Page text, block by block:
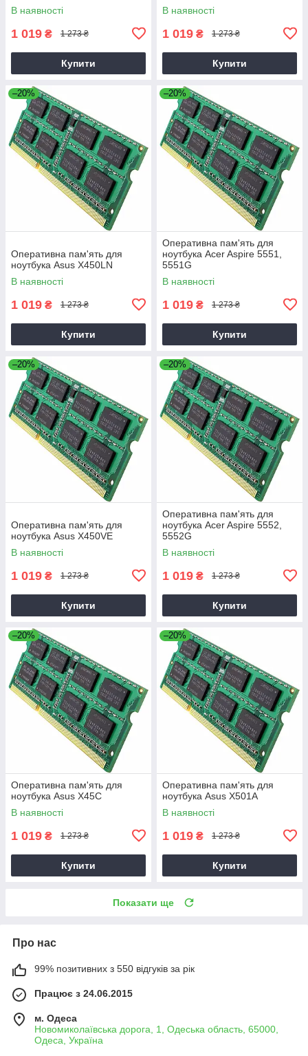
В наявності
1 019 ₴ 1 273 ₴
Купити
В наявності
1 019 ₴ 1 273 ₴
Купити
–20%
Оперативна пам'ять для
ноутбука Asus X450LN
В наявності
1 019 ₴ 1 273 ₴
Купити
–20%
Оперативна пам'ять для
ноутбука Acer Aspire 5551,
5551G
В наявності
1 019 ₴ 1 273 ₴
Купити
–20%
Оперативна пам'ять для
ноутбука Asus X450VE
В наявності
1 019 ₴ 1 273 ₴
Купити
–20%
Оперативна пам'ять для
ноутбука Acer Aspire 5552,
5552G
В наявності
1 019 ₴ 1 273 ₴
Купити
–20%
Оперативна пам'ять для
ноутбука Asus X45C
В наявності
1 019 ₴ 1 273 ₴
Купити
–20%
Оперативна пам'ять для
ноутбука Asus X501A
В наявності
1 019 ₴ 1 273 ₴
Купити
Показати ще
Про нас
99% позитивних з 550 відгуків за рік
Працює з 24.06.2015
м. Одеса
Новомиколаївська дорога, 1, Одеська область, 65000,
Одеса, Україна